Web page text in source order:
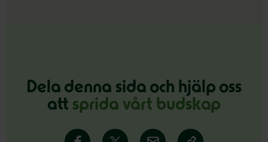
Dela denna sida och hjälp oss
att sprida vårt budskap